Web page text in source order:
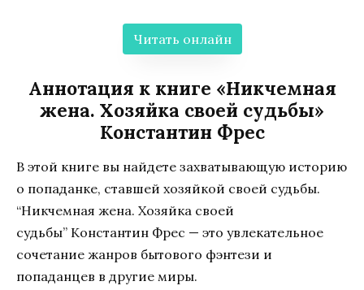
Читать онлайн
Аннотация к книге «Никчемная
жена. Хозяйка своей судьбы»
Константин Фрес
В этой книге вы найдете захватывающую историю
о попаданке, ставшей хозяйкой своей судьбы.
“Никчемная жена. Хозяйка своей
судьбы” Константин Фрес — это увлекательное
сочетание жанров бытового фэнтези и
попаданцев в другие миры.